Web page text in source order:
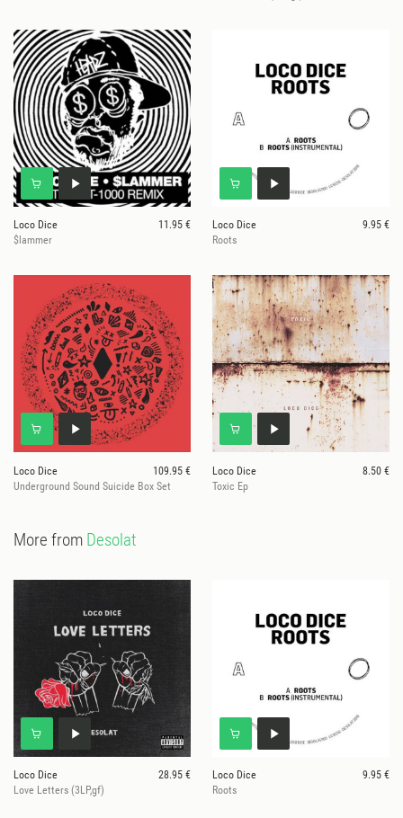
Loco Dice
11.95 €
$lammer
Loco Dice
9.95 €
Roots
Loco Dice
109.95 €
Underground Sound Suicide Box Set
Loco Dice
8.50 €
Toxic Ep
More from Desolat
Loco Dice
28.95 €
Love Letters (3LP,gf)
Loco Dice
9.95 €
Roots